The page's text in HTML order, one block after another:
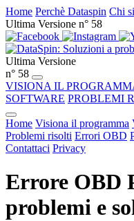
Home Perchè Dataspin Chi
Ultima Versione n° 58
Ultima Versione
n° 58
VISIONA IL
SOFTWARE PROBLEMI
Home Visiona il programma
Problemi risolti Errori OBD
Contattaci Privacy
Errore OBD
problemi e